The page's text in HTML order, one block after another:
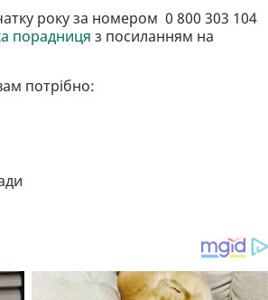
року за номером 0 800 303 104
порадниця з посиланням на
потрібно: